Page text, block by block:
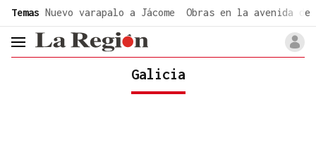
Temas Nuevo varapalo a Jácome Obras en la avenida de
header.menu.open
Galicia